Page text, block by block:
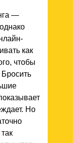
—
как
чтобы
Но